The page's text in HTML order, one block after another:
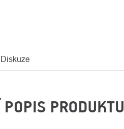
Diskuze
PRODUKTU